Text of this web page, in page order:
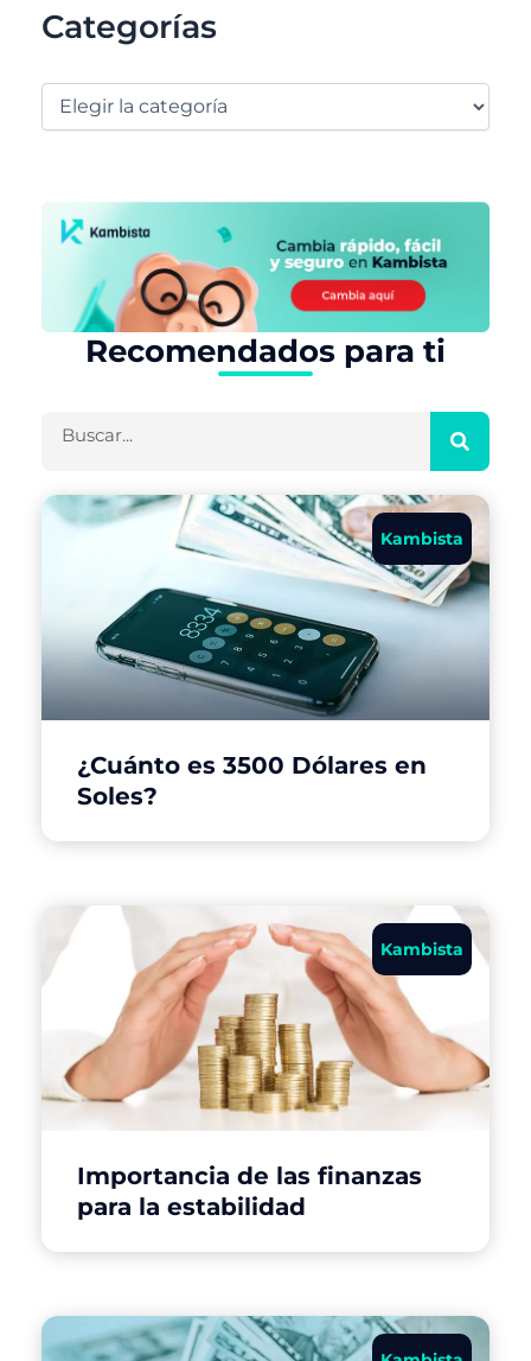
Categorías
Recomendados para ti
Kambista
¿Cuánto es 3500 Dólares en
Soles?
Kambista
Importancia de las finanzas
para la estabilidad